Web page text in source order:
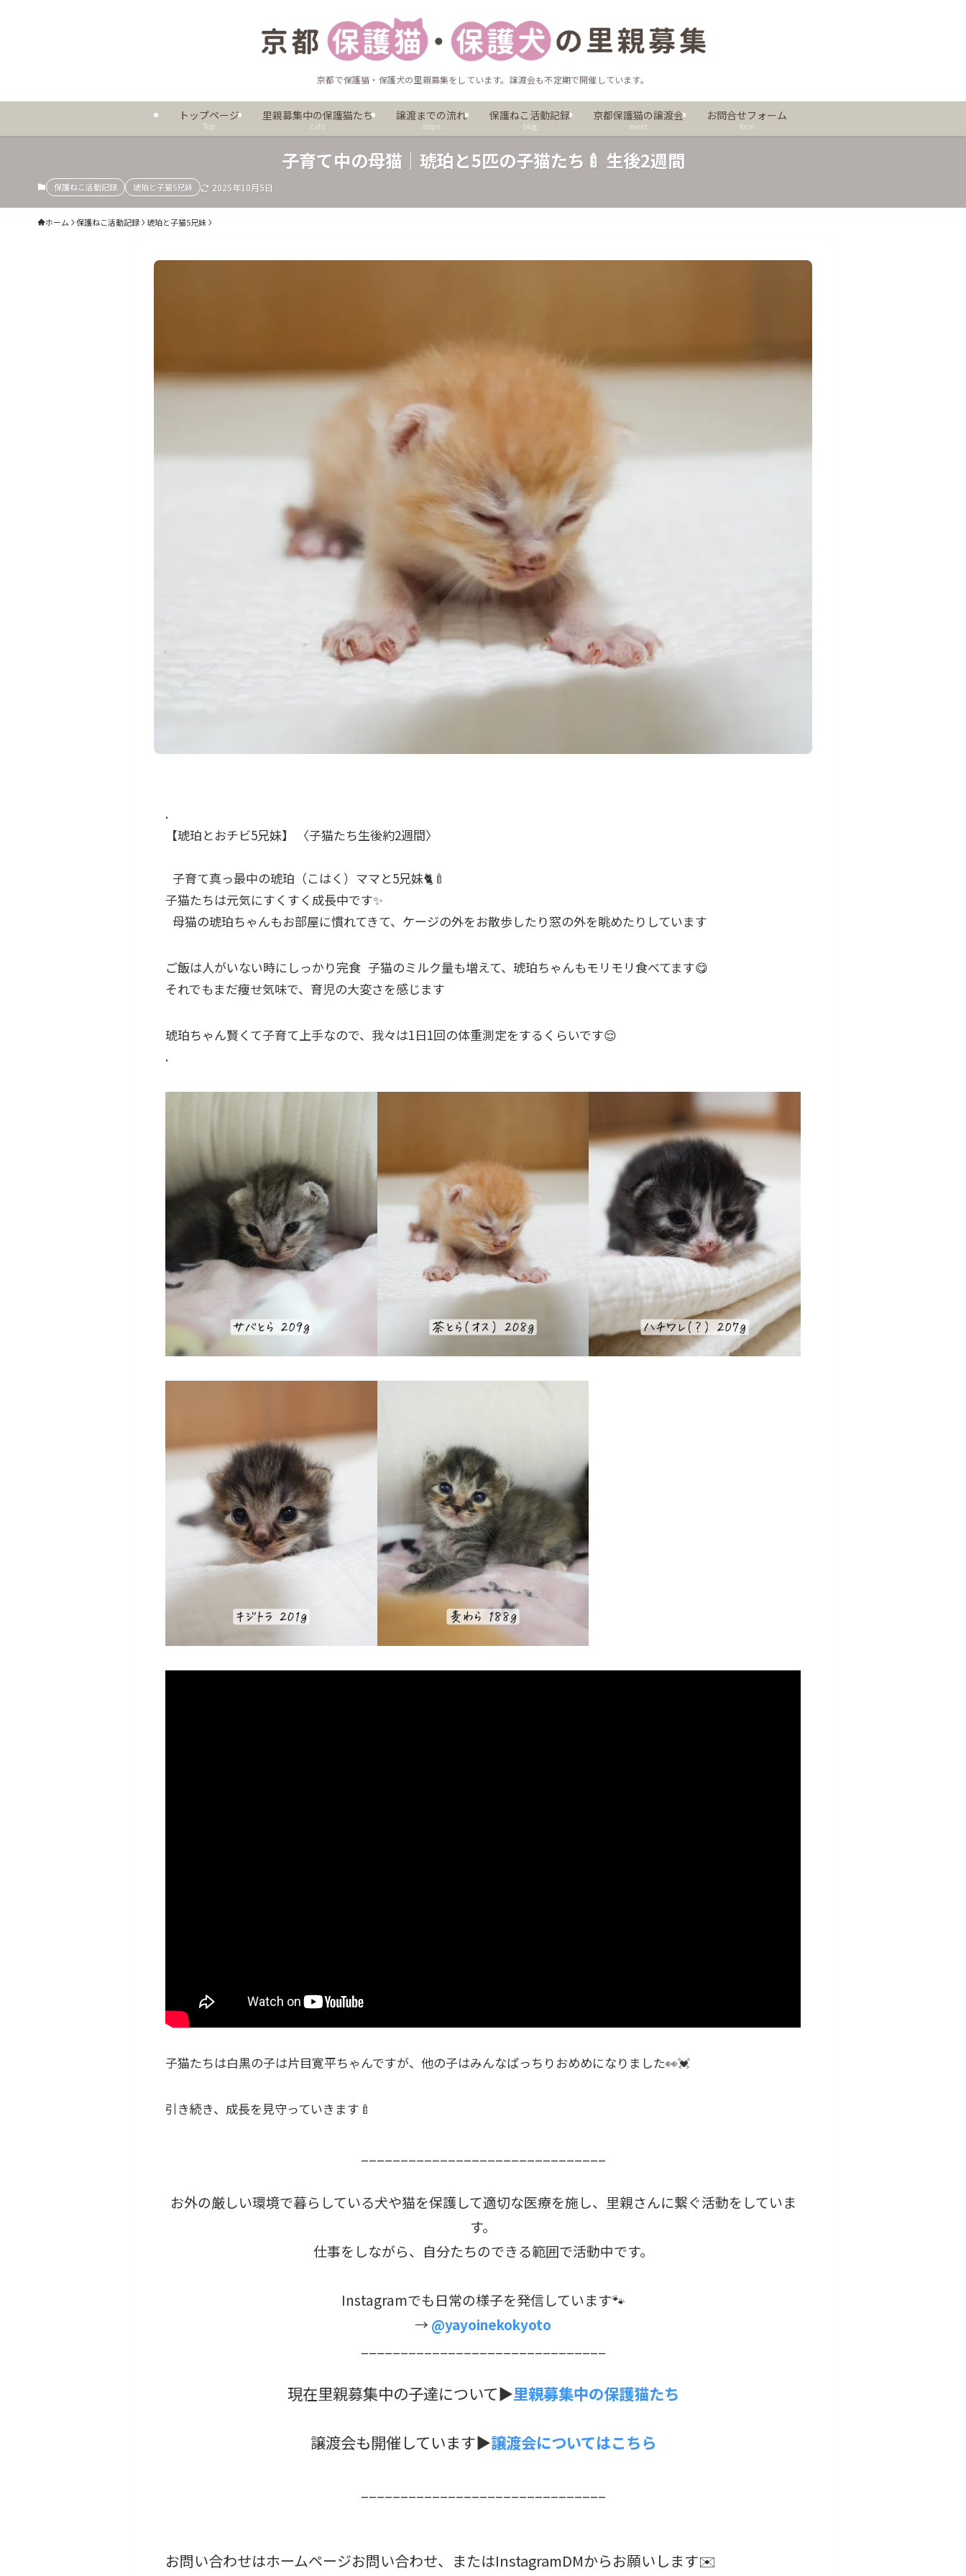
京都で保護猫・保護犬の里親募集をしています。譲渡会も不定期で開催しています。
トップページ
Top
里親募集中の保護猫たち
cats
譲渡までの流れ
steps
保護ねこ活動記録
blog
京都保護猫の譲渡会
event
お問合せフォーム
form
子育て中の母猫｜琥珀と5匹の子猫たち🍼 生後2週間
保護ねこ活動記録 琥珀と子猫5兄妹 2025年10月5日
ホーム 保護ねこ活動記録 琥珀と子猫5兄妹
.
【琥珀とおチビ5兄妹】 〈子猫たち生後約2週間〉
子育て真っ最中の琥珀（こはく）ママと5兄妹🐈🍼
子猫たちは元気にすくすく成長中です✨
母猫の琥珀ちゃんもお部屋に慣れてきて、ケージの外をお散歩したり窓の外を眺めたりしています
ご飯は人がいない時にしっかり完食 子猫のミルク量も増えて、琥珀ちゃんもモリモリ食べてます😋
それでもまだ痩せ気味で、育児の大変さを感じます
琥珀ちゃん賢くて子育て上手なので、我々は1日1回の体重測定をするくらいです😌
.
子猫たちは白黒の子は片目寛平ちゃんですが、他の子はみんなぱっちりおめめになりました👀💓
引き続き、成長を見守っていきます🍼
お外の厳しい環境で暮らしている犬や猫を保護して適切な医療を施し、里親さんに繋ぐ活動をしていま
す。
仕事をしながら、自分たちのできる範囲で活動中です。
Instagramでも日常の様子を発信しています🐾
→ @yayoinekokyoto
現在里親募集中の子達について▶︎里親募集中の保護猫たち
譲渡会も開催しています▶︎譲渡会についてはこちら
お問い合わせはホームページお問い合わせ、またはInstagramDMからお願いします✉️